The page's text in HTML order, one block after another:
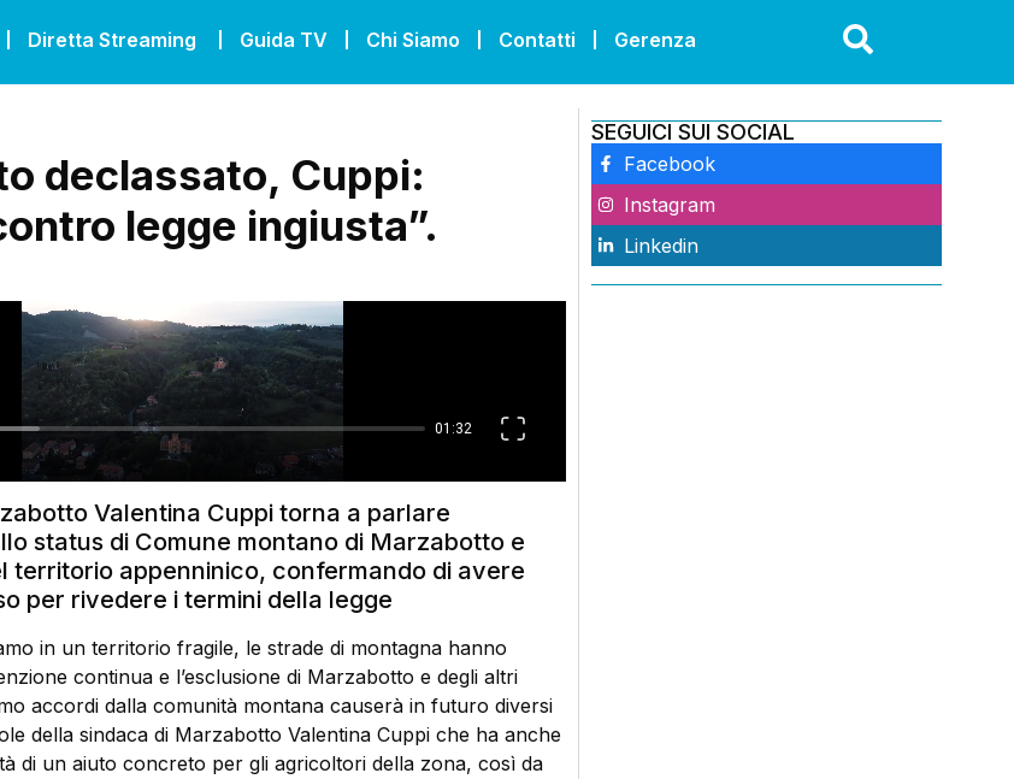
Diretta Streaming Guida TV Chi Siamo Contatti Gerenza
declassato, Cuppi:
legge ingiusta”.
Valentina Cuppi torna a parlare
status di Comune montano di Marzabotto e
territorio appenninico, confermando di avere
per rivedere i termini della legge
in un territorio fragile, le strade di montagna hanno
continua e l’esclusione di Marzabotto e degli altri
accordi dalla comunità montana causerà in futuro diversi
della sindaca di Marzabotto Valentina Cuppi che ha anche
di un aiuto concreto per gli agricoltori della zona, così da
SEGUICI SUI SOCIAL
Facebook
Instagram
Linkedin